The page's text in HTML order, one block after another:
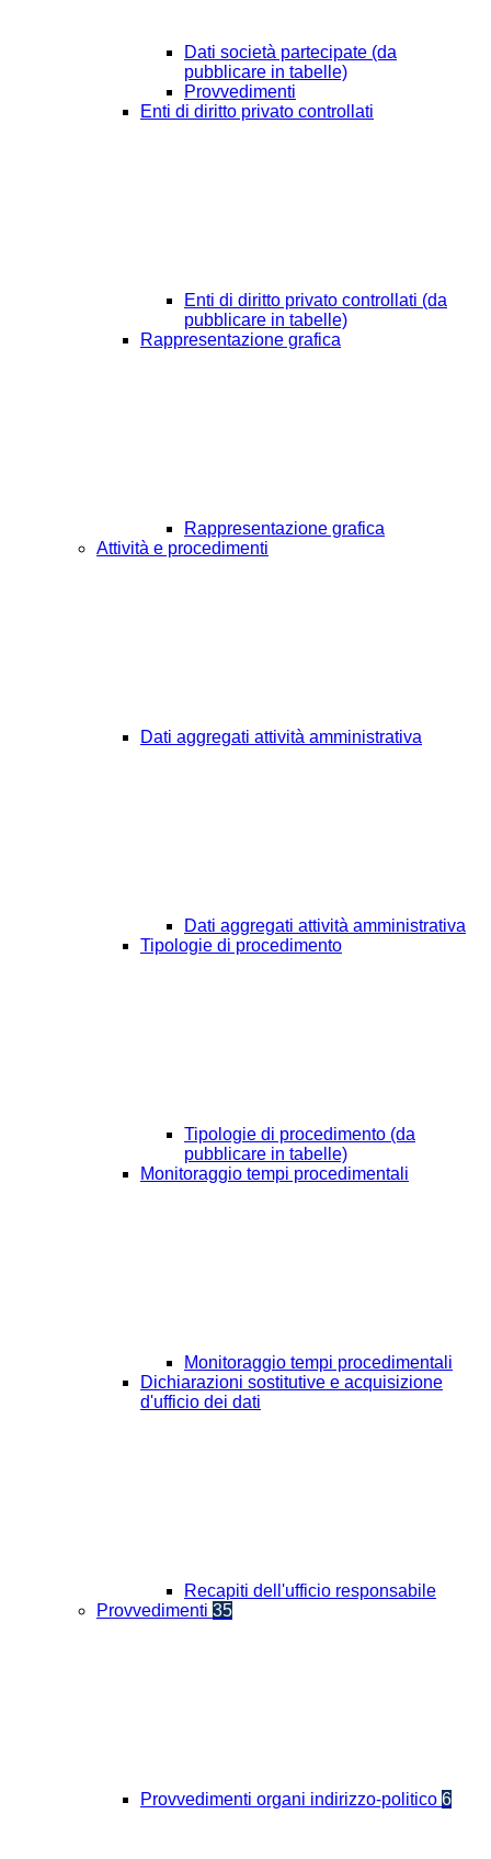
Dati società partecipate (da
pubblicare in tabelle)
Provvedimenti
Enti di diritto privato controllati
Enti di diritto privato controllati (da
pubblicare in tabelle)
Rappresentazione grafica
Rappresentazione grafica
Attività e procedimenti
Dati aggregati attività amministrativa
Dati aggregati attività amministrativa
Tipologie di procedimento
Tipologie di procedimento (da
pubblicare in tabelle)
Monitoraggio tempi procedimentali
Monitoraggio tempi procedimentali
Dichiarazioni sostitutive e acquisizione
d'ufficio dei dati
Recapiti dell'ufficio responsabile
Provvedimenti 35
Provvedimenti organi indirizzo-politico 6